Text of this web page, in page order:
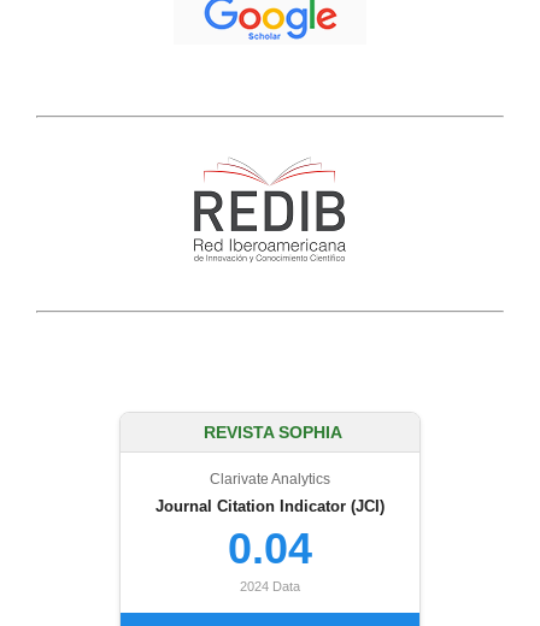
REVISTA SOPHIA
Clarivate Analytics
Journal Citation Indicator (JCI)
0.04
2024 Data